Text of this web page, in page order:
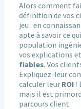
Alors comment
définition de vos
jeu : en
apte à savoir ce
population
vos explications
fiables. Vos
Expliquez-leur
calculer leur ROI !
mais il est
parcours client.